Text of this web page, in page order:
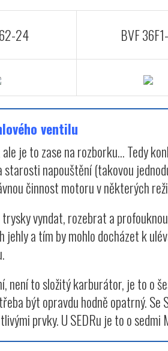
24 BVF
ventilu
je to zase na rozborku... Tedy
starosti napouštění (takovou
činnost motoru v některých
trysky vyndat, rozebrat a
jehly a tím by mohlo docházet k
není to složitý karburátor, je to o
být opravdu hodně opatrný.
prvky. U SEDRu je to o